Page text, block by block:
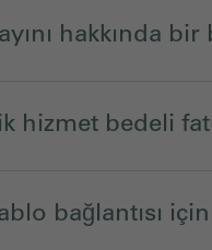
hakkında
hizmet bedeli
bağlantısı